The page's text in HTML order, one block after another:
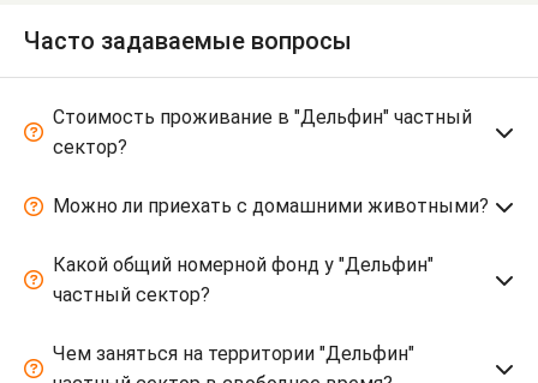
Часто задаваемые вопросы
Стоимость проживание в "Дельфин" частный
сектор?
Можно ли приехать с домашними животными?
Какой общий номерной фонд у "Дельфин"
частный сектор?
Чем заняться на территории "Дельфин"